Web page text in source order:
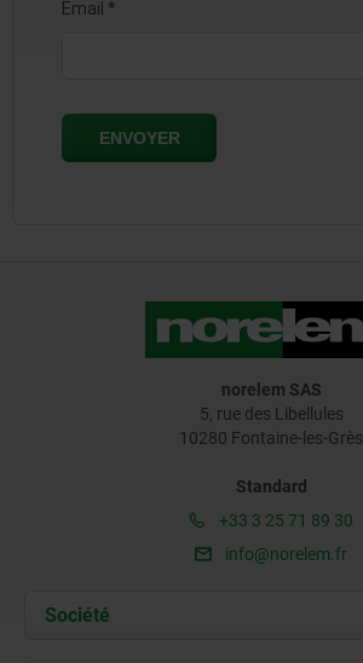
norelem SAS
5, rue des Libellules
10280 Fontaine-les-Grès
Standard
+33 3 25 71 89 30
info@norelem.fr
Société